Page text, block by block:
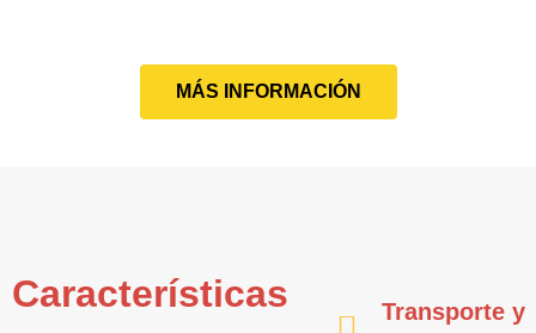
MÁS INFORMACIÓN
Características
Transporte y